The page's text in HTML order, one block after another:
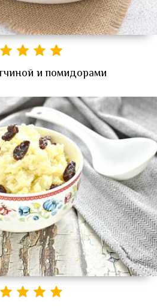
и помидорами